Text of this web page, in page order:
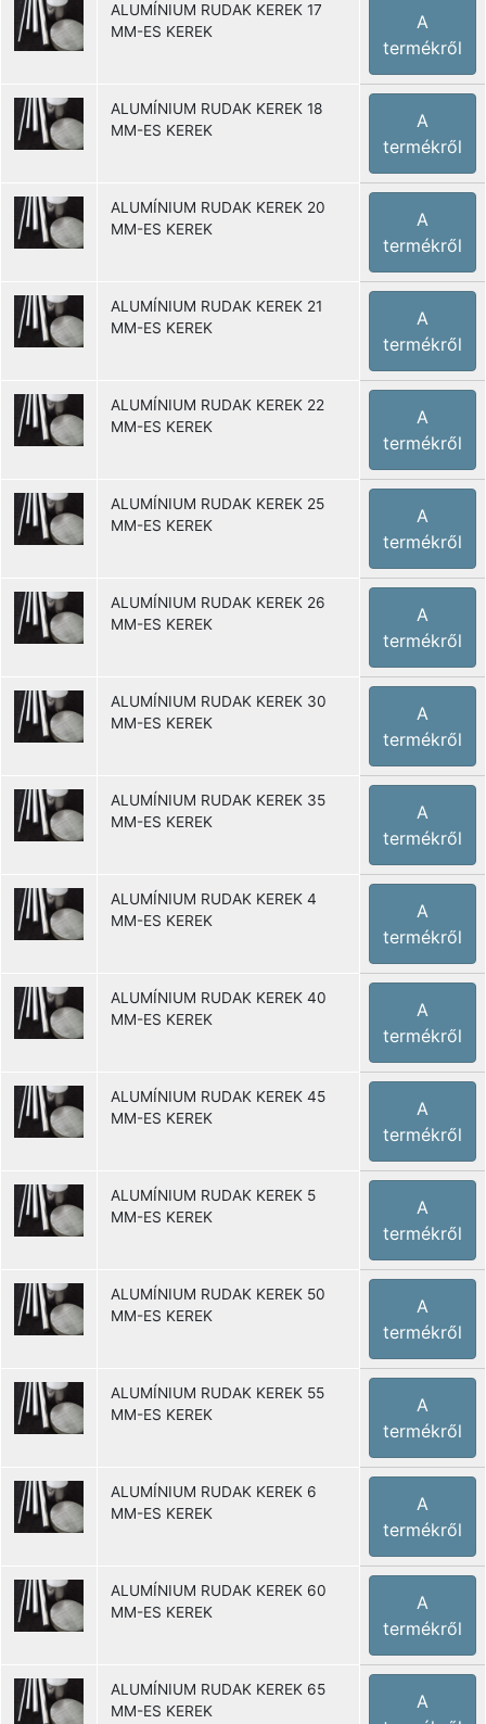
ALUMÍNIUM RUDAK KEREK 17
MM-ES KEREK
A
termékről
ALUMÍNIUM RUDAK KEREK 18
MM-ES KEREK
A
termékről
ALUMÍNIUM RUDAK KEREK 20
MM-ES KEREK
A
termékről
ALUMÍNIUM RUDAK KEREK 21
MM-ES KEREK
A
termékről
ALUMÍNIUM RUDAK KEREK 22
MM-ES KEREK
A
termékről
ALUMÍNIUM RUDAK KEREK 25
MM-ES KEREK
A
termékről
ALUMÍNIUM RUDAK KEREK 26
MM-ES KEREK
A
termékről
ALUMÍNIUM RUDAK KEREK 30
MM-ES KEREK
A
termékről
ALUMÍNIUM RUDAK KEREK 35
MM-ES KEREK
A
termékről
ALUMÍNIUM RUDAK KEREK 4
MM-ES KEREK
A
termékről
ALUMÍNIUM RUDAK KEREK 40
MM-ES KEREK
A
termékről
ALUMÍNIUM RUDAK KEREK 45
MM-ES KEREK
A
termékről
ALUMÍNIUM RUDAK KEREK 5
MM-ES KEREK
A
termékről
ALUMÍNIUM RUDAK KEREK 50
MM-ES KEREK
A
termékről
ALUMÍNIUM RUDAK KEREK 55
MM-ES KEREK
A
termékről
ALUMÍNIUM RUDAK KEREK 6
MM-ES KEREK
A
termékről
ALUMÍNIUM RUDAK KEREK 60
MM-ES KEREK
A
termékről
ALUMÍNIUM RUDAK KEREK 65
MM-ES KEREK
A